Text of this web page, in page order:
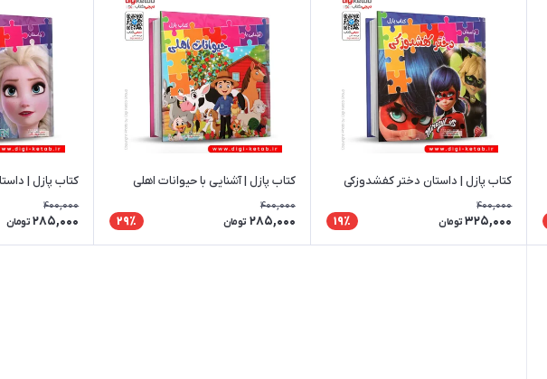
کتاب پازل | داستان دختر کفشدوزکی
400,000
325,000 تومان 19٪
کتاب پازل | آشنایی با حیوانات اهلی
400,000
285,000 تومان 29٪
کتاب پازل |
400,000
285,000 تومان